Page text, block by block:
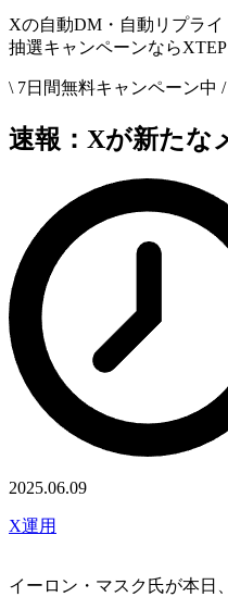
Xの自動DM・自動リプライ
抽選キャンペーンならXTEP
\ 7日間無料キャンペーン中 /
速報：Xが新たな
2025.06.09
X運用
イーロン・マスク氏が本日